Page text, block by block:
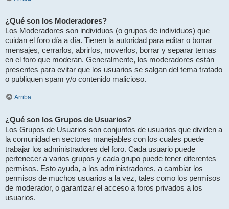
¿Qué son los Moderadores?
Los Moderadores son individuos (o grupos de individuos) que
cuidan el foro día a día. Tienen la autoridad para editar o borrar
mensajes, cerrarlos, abrirlos, moverlos, borrar y separar temas
en el foro que moderan. Generalmente, los moderadores están
presentes para evitar que los usuarios se salgan del tema tratado
o publiquen spam y/o contenido malicioso.
Arriba
¿Qué son los Grupos de Usuarios?
Los Grupos de Usuarios son conjuntos de usuarios que dividen a
la comunidad en sectores manejables con los cuales puede
trabajar los administradores del foro. Cada usuario puede
pertenecer a varios grupos y cada grupo puede tener diferentes
permisos. Esto ayuda, a los administradores, a cambiar los
permisos de muchos usuarios a la vez, tales como los permisos
de moderador, o garantizar el acceso a foros privados a los
usuarios.